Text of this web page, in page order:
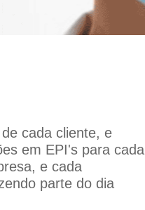
cada cliente, e
em EPI's para cada
e cada
parte do dia